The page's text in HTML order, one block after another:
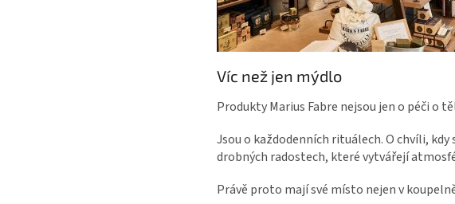
Víc než jen mýdlo
Produkty Marius Fabre nejsou jen o péči o
Jsou o každodenních rituálech. O chvíli,
drobných radostech, které vytvářejí
Právě proto mají své místo nejen v